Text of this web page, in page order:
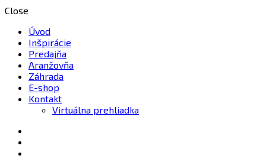
Close
Úvod
Inšpirácie
Predajňa
Aranžovňa
Záhrada
E-shop
Kontakt
Virtuálna prehliadka